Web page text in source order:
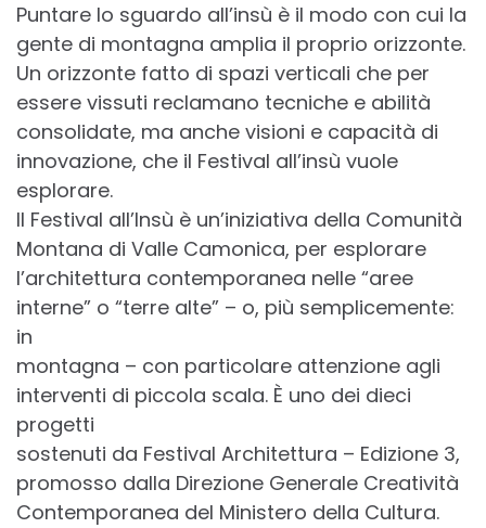
Puntare lo sguardo all’insù è il modo con cui la
gente di montagna amplia il proprio orizzonte.
Un orizzonte fatto di spazi verticali che per
essere vissuti reclamano tecniche e abilità
consolidate, ma anche visioni e capacità di
innovazione, che il Festival all’insù vuole
esplorare.
Il Festival all’Insù è un’iniziativa della Comunità
Montana di Valle Camonica, per esplorare
l’architettura contemporanea nelle “aree
interne” o “terre alte” – o, più semplicemente:
in
montagna – con particolare attenzione agli
interventi di piccola scala. È uno dei dieci
progetti
sostenuti da Festival Architettura – Edizione 3,
promosso dalla Direzione Generale Creatività
Contemporanea del Ministero della Cultura.